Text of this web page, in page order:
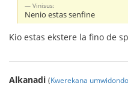
Vinisus:
Nenio estas senfine
Kio estas ekstere la fino de
Alkanadi (Kwerekana